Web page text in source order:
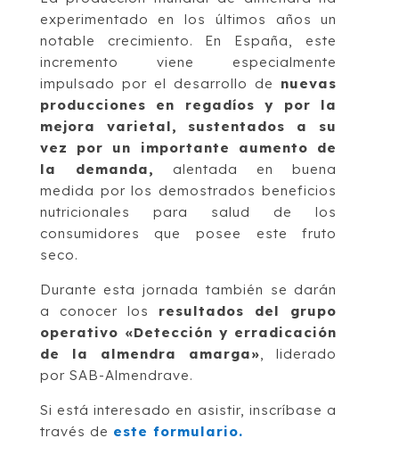
experimentado en los últimos años un
notable crecimiento. En España, este
incremento viene especialmente
impulsado por el desarrollo de nuevas
producciones en regadíos y por la
mejora varietal, sustentados a su
vez por un importante aumento de
la demanda,
alentada en buena
medida por los demostrados beneficios
nutricionales para salud de los
consumidores que posee este fruto
seco.
Durante esta jornada también se darán
a conocer los resultados del grupo
operativo «Detección y erradicación
de la almendra amarga», liderado
por SAB-Almendrave.
Si está interesado en asistir, inscríbase a
través de este formulario.